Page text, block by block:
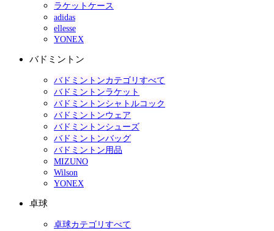
ラケットケース
adidas
ellesse
YONEX
バドミントン
バドミントンカテゴリすべて
バドミントンラケット
バドミントンシャトルコック
バドミントンウェア
バドミントンシューズ
バドミントンバッグ
バドミントン用品
MIZUNO
Wilson
YONEX
卓球
卓球カテゴリすべて